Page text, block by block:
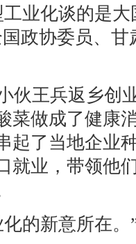
业化谈的是
政协委员、
伙王兵返乡创
做成了健康
起了当地企业
就业，带领他
的新意所在。